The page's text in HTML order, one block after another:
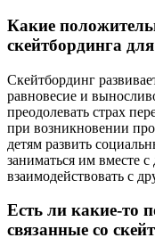
Какие
скейтбординга
Скейтбординг
равновесие и
преодолевать страх
при возникновении
детям развить
заниматься им вместе с
взаимодействовать с
Есть ли какие-то
связанные со